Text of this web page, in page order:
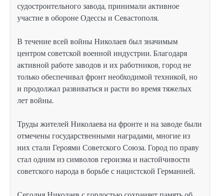
судостроительного завода, принимали активное
участие в обороне Одессы и Севастополя.
В течение всей войны Николаев был значимым
центром советской военной индустрии. Благодаря
активной работе заводов и их работников, город не
только обеспечивал фронт необходимой техникой, но
и продолжал развиваться и расти во время тяжелых
лет войны.
Труды жителей Николаева на фронте и на заводе были
отмечены государственными наградами, многие из
них стали Героями Советского Союза. Город по праву
стал одним из символов героизма и настойчивости
советского народа в борьбе с нацистской Германией.